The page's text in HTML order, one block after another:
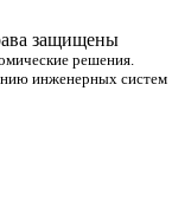
защищены
решения.
инженерных систем